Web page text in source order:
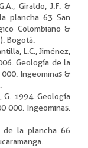
Giraldo, J.F. &
plancha 63 San
Colombiano &
Bogotá.
L.C., Jiménez,
Geología de la
Ingeominas &
G. 1994. Geología
000. Ingeominas.
de la plancha 66